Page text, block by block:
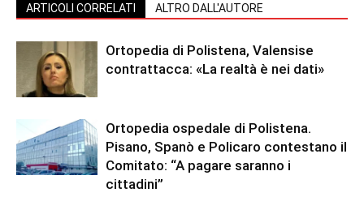
ARTICOLI CORRELATI ALTRO DALL'AUTORE
Ortopedia di Polistena, Valensise
contrattacca: «La realtà è nei dati»
Ortopedia ospedale di Polistena.
Pisano, Spanò e Policaro contestano il
Comitato: “A pagare saranno i
cittadini”